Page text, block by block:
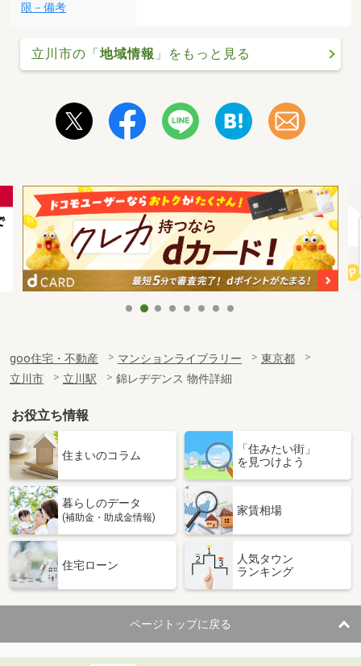
限－備考
立川市の「地域情報 」をもっと見る
goo住宅・不動産 マンションライブラリー
東京都
立川市
立川駅 錦レヂデンス 物件詳細
お役立ち情報
住まいのコラム
「住みたい街」
を見つけよう
暮らしのデータ
(補助金・助成金情報)
家賃相場
住宅ローン
人気タウン
ランキング
ページトップに戻る